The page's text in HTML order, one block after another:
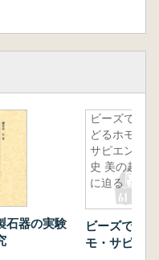
石器の実験
ビーズでた
どるホモ・
サピエンス
史 美の起源
に迫る
ビーズでた
モ・サピエン